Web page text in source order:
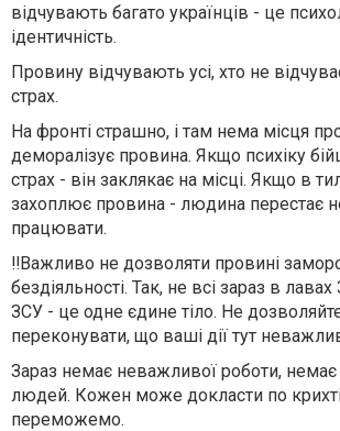
відчувають багато українців - це
ідентичність.
Провину відчувають усі, хто не
страх.
На фронті страшно, і там нема місця
деморалізує провина. Якщо психіку
страх - він заклякає на місці. Якщо в
захоплює провина - людина перестає
працювати.
‼️Важливо не дозволяти провині
бездіяльності. Так, не всі зараз в
ЗСУ - це одне єдине тіло. Не
переконувати, що ваші дії тут
Зараз немає неважливої роботи,
людей. Кожен може докласти по
переможемо.